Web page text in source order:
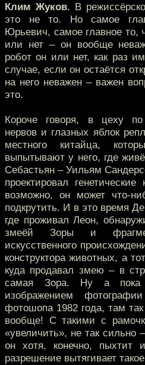
Клим Жуков. В
это не то. Но самое
Юрьевич, самое главное то,
или нет – он вообще
робот он или нет, как раз
случае, если он остаётся
на него неважен – важен
это.
Короче говоря, в цеху по
нервов и глазных яблок
местного китайца,
выпытывают у него, где
Себастьян – Уильям
проектировал
возможно, он может что-
подкрутить. И в это время
где проживал Леон,
змеёй Зоры и
искусственного
конструктора животных, а
куда продавал змею – в
самая Зора. Ну а пока
изображением
фотошопа 1982 года, там
вообще! С такими с
«увеличить», не так
он хотя, конечно, пыхтит
разрешение вытягивает